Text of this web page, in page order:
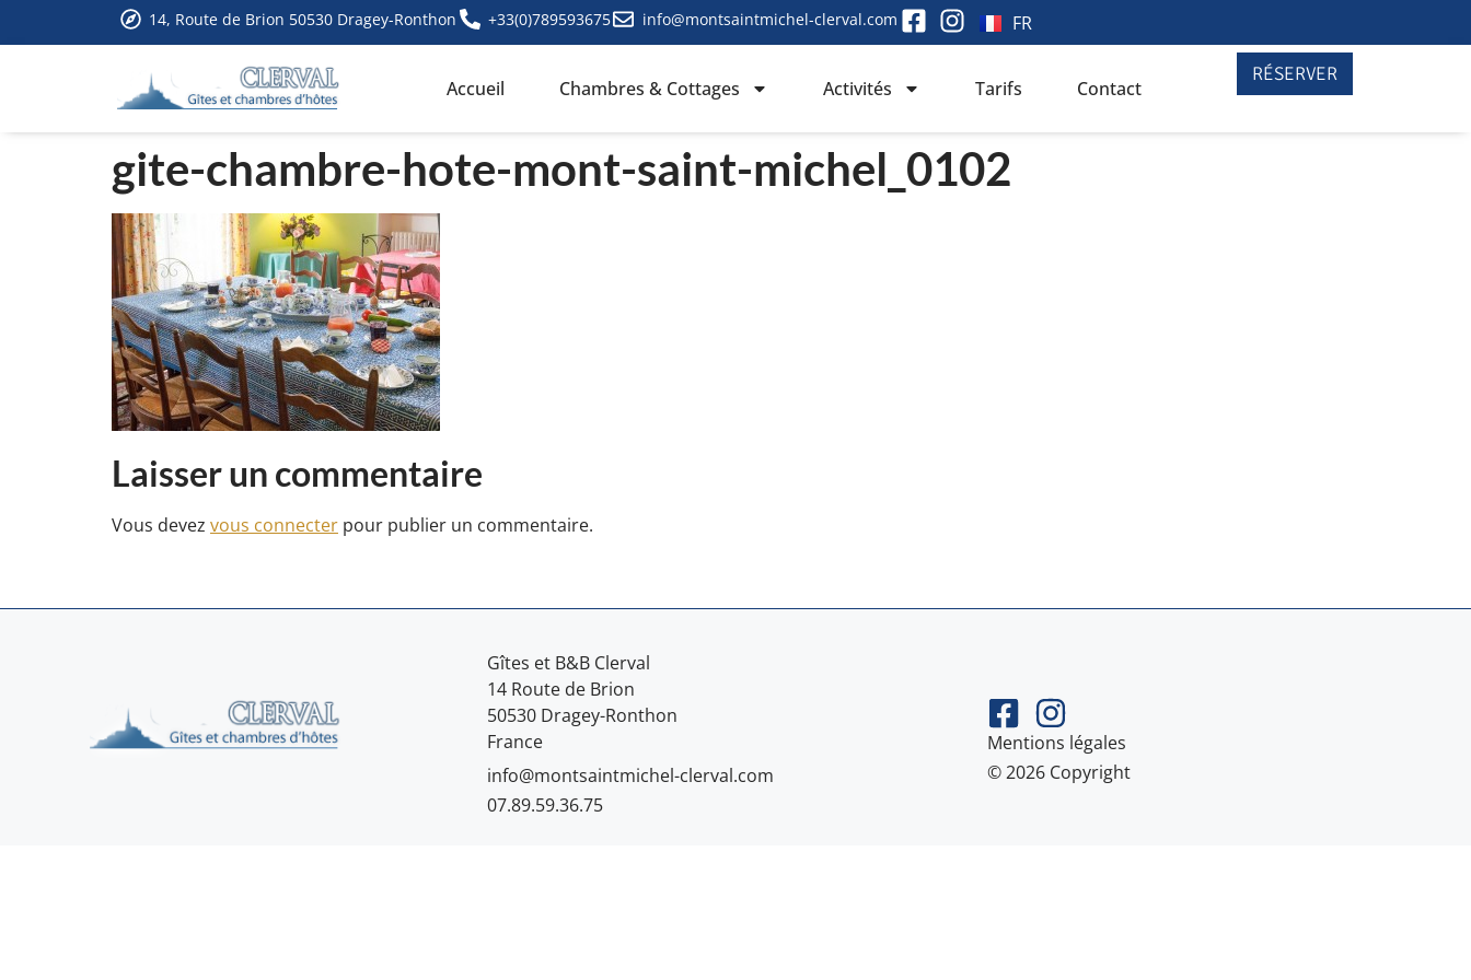
14, Route de Brion 50530 Dragey-Ronthon +33(0)789593675 info@montsaintmichel-clerval.com FR
Accueil Chambres & Cottages Activités Tarifs Contact
RÉSERVER
gite-chambre-hote-mont-saint-michel_0102
Laisser un commentaire
Vous devez vous connecter pour publier un commentaire.
Gîtes et B&B Clerval
14 Route de Brion
50530 Dragey-Ronthon
France
info@montsaintmichel-clerval.com
07.89.59.36.75
Mentions légales
© 2026 Copyright